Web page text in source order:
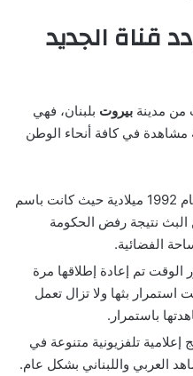
قناة الجديد
من مدينة بيروت بلبنان، فهي
مشاهدة في كافة أنحاء الوطن
ولقد تم بث القناة لأول مرة عام 1992 ميلادية حيث كانت باسم
نتيجة رفض الحكومة
الفضائية.
الوقت تم إعادة إطلاقها مرة
وأكملت استمرار بثها ولا تزال تعمل
باستمرار.
تلفزيونية متنوعة في
العربي واللبناني بشكل عام.